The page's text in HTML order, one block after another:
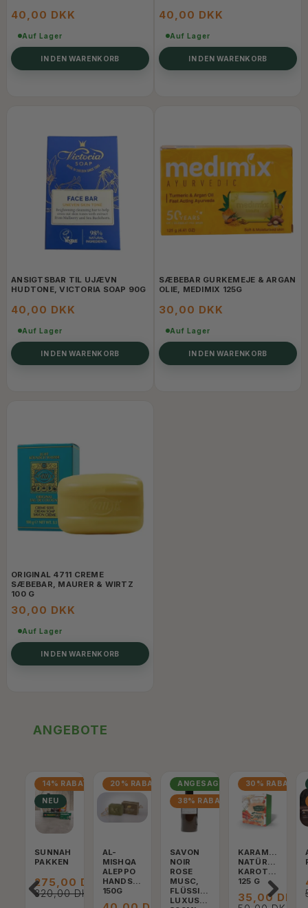
40,00 DKK
Auf Lager
IN DEN WARENKORB
40,00 DKK
Auf Lager
IN DEN WARENKORB
ANSIGTSBAR TIL UJÆVN
HUDTONE, VICTORIA SOAP 90G
40,00 DKK
Auf Lager
IN DEN WARENKORB
SÆBEBAR GURKEMEJE & ARGAN
OLIE, MEDIMIX 125G
30,00 DKK
Auf Lager
IN DEN WARENKORB
ORIGINAL 4711 CREME
SÆBEBAR, MAURER & WIRTZ
100 G
30,00 DKK
Auf Lager
IN DEN WARENKORB
ANGEBOTE
14% RABATT
NEU
SUNNAH
PAKKEN
275,00 DKK
320,00 DKK
20% RABATT
AL-
MISHQA
ALEPPO
HANDSEIFE,
150G
ANGESAGT
38% RABATT
SAVON
NOIR
ROSE
MUSC,
FLÜSSIGE
LUXUSSEIFE,
30% RABATT
KARAMAT
NATÜRLICHE
125 G
35,00 DKK